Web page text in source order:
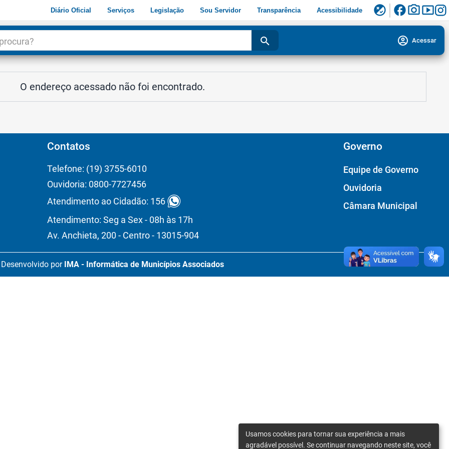
Diário Oficial Serviços Legislação Sou Servidor Transparência Acessibilidade flaky facebookphoto_camerasmart_display
search account_circle Acessar
O endereço acessado não foi encontrado.
Contatos
Telefone: (19) 3755-6010
Ouvidoria: 0800-7727456
Atendimento ao Cidadão: 156
Atendimento: Seg a Sex - 08h às 17h
Av. Anchieta, 200 - Centro - 13015-904
Governo
Equipe de Governo
Ouvidoria
Câmara Municipal
Desenvolvido por IMA - Informática de Municípios Associados
Usamos cookies para tornar sua experiência a mais
agradável possível. Se continuar navegando neste site, você